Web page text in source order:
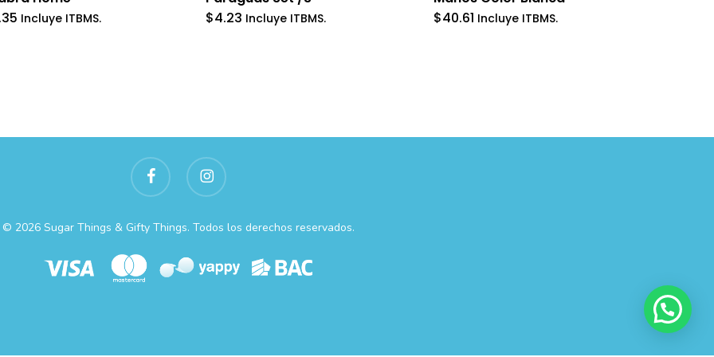
Incluye ITBMS.
$4.23 Incluye ITBMS.
$40.61 Incluye ITBMS.
Share
facebook instagram
© 2026 Sugar Things & Gifty Things. Todos los derechos reservados.